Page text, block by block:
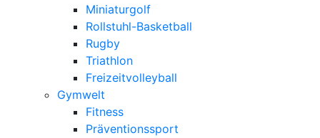
Miniaturgolf
Rollstuhl-Basketball
Rugby
Triathlon
Freizeitvolleyball
Gymwelt
Fitness
Präventionssport